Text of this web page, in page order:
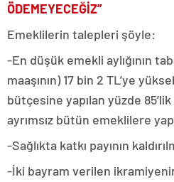
ÖDEMEYECEĞİZ”
Emeklilerin talepleri şöyle:
-En düşük emekli aylığının
maaşının) 17 bin 2 TL’ye
bütçesine yapılan yüzde 85’lik
ayrımsız bütün emeklilere
-Sağlıkta katkı payının
-İki bayram verilen